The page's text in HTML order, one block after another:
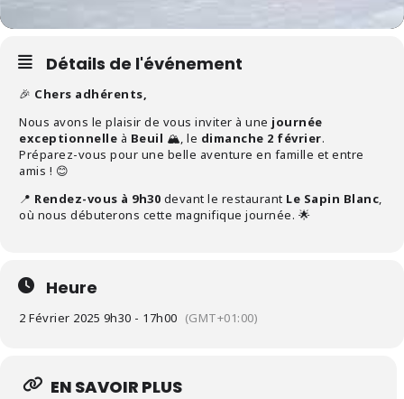
Détails de l'événement
🎉 Chers adhérents,
Nous avons le plaisir de vous inviter à une journée
exceptionnelle à Beuil 🏔️, le dimanche 2 février.
Préparez-vous pour une belle aventure en famille et entre
amis ! 😊
📍 Rendez-vous à 9h30 devant le restaurant Le Sapin Blanc,
où nous débuterons cette magnifique journée. 🌟
Heure
2 Février 2025 9h30 - 17h00 (GMT+01:00)
EN SAVOIR PLUS